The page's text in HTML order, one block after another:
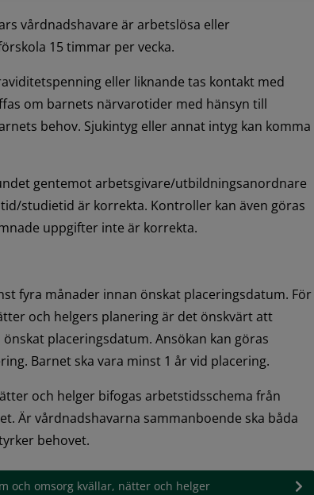
vårdnadshavare är arbetslösa eller
15 timmar per vecka.
eller liknande tas kontakt med
om barnets närvarotider med hänsyn till
behov. Sjukintyg eller annat intyg kan komma
gentemot arbetsgivare/utbildningsanordnare
studietid är korrekta. Kontroller kan även göras
uppgifter inte är korrekta.
fyra månader innan önskat placeringsdatum. För
och helgers planering är det önskvärt att
placeringsdatum. Ansökan kan göras
Barnet ska vara minst 1 år vid placering.
och helger bifogas arbetstidsschema från
Är vårdnadshavarna sammanboende ska båda
behovet.
och omsorg kvällar, nätter och helger